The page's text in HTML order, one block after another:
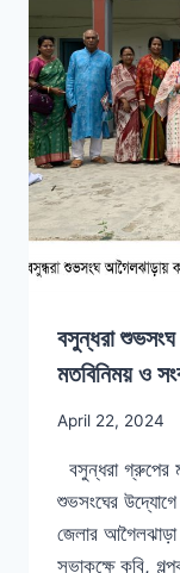
বসুন্ধরা শুভসংঘ
মতবিনিময় ও
April 22, 2024
বসুন্ধরা গ্রুপের
শুভসংঘের
জেলার আগৈলঝাড়া
সভাকক্ষে কবি,